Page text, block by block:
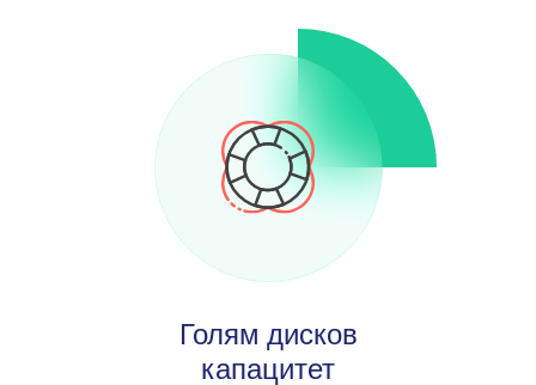
Голям дисков
капацитет